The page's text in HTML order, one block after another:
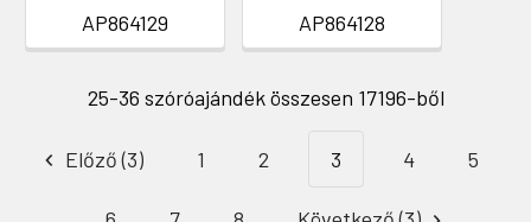
AP864129
AP864128
25-36 szóróajándék összesen 17196-ből
Előző (3) 1 2 3 4 5